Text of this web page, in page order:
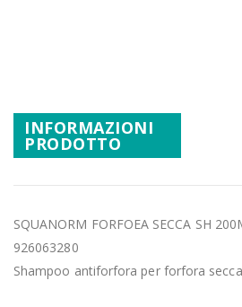
di
immagini
INFORMAZIONI
PRODOTTO
SQUANORM FORFOEA SECCA SH
926063280
Shampoo antiforfora per forfora